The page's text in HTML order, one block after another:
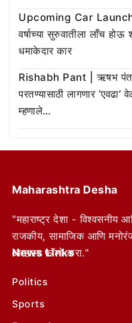
Upcoming Car Launch
वर्षाच्या सुरुवातीला लाँच होऊ
धमाकेदार कार
Rishabh Pant | ऋषभ
परतण्यासाठी लागणार ‘एवढा’
म्हणाले…
Maharashtra Desha
"महाराष्ट्र देशा - विश्वसनीय
राजकीय, सामाजिक आणि
आम्हाला फॉलो करा."
News Links
Politics
Sports